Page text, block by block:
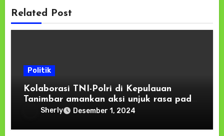
Related Post
Politik
Kolaborasi TNI-Polri di Kepulauan
Tanimbar amankan aksi unjuk rasa pada
KPU dan Bawaslu
Sherly Desember 1, 2024